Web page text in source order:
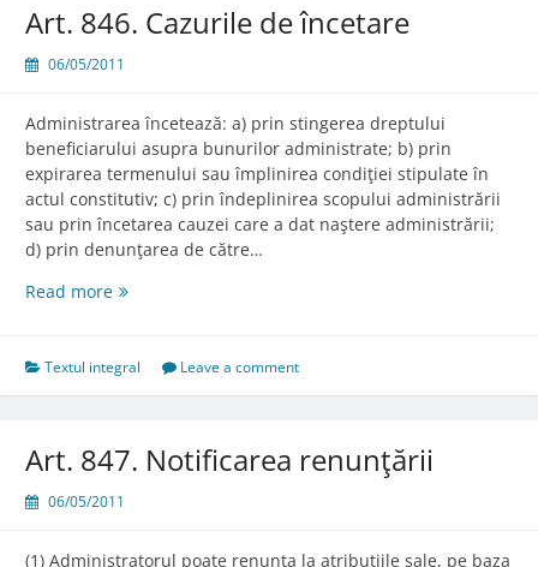
Art. 846. Cazurile de încetare
06/05/2011
Administrarea încetează: a) prin stingerea dreptului
beneficiarului asupra bunurilor administrate; b) prin
expirarea termenului sau împlinirea condiţiei stipulate în
actul constitutiv; c) prin îndeplinirea scopului administrării
sau prin încetarea cauzei care a dat naştere administrării;
d) prin denunţarea de către…
Read moreArt.
de
încetare
Textul integral Leave a comment
Art. 847. Notificarea renunţării
06/05/2011
(1) Administratorul poate renunţa la atribuţiile sale, pe baza